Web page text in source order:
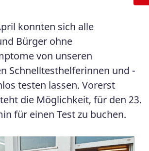
konnten sich alle
Bürger ohne
von unseren
Schnelltesthelferinnen und -
testen lassen. Vorerst
die Möglichkeit, für den 23.
für einen Test zu buchen.